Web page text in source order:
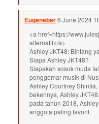
Eugeneber6 June 2024
<a href=https://
alternatif</a>
Ashley JKT48: Bintang
Siapa Ashley JKT48?
Siapakah sosok muda
penggemar musik di
Ashley Courtney
bekennya, Ashley
pada tahun 2018,
anggota paling favorit.